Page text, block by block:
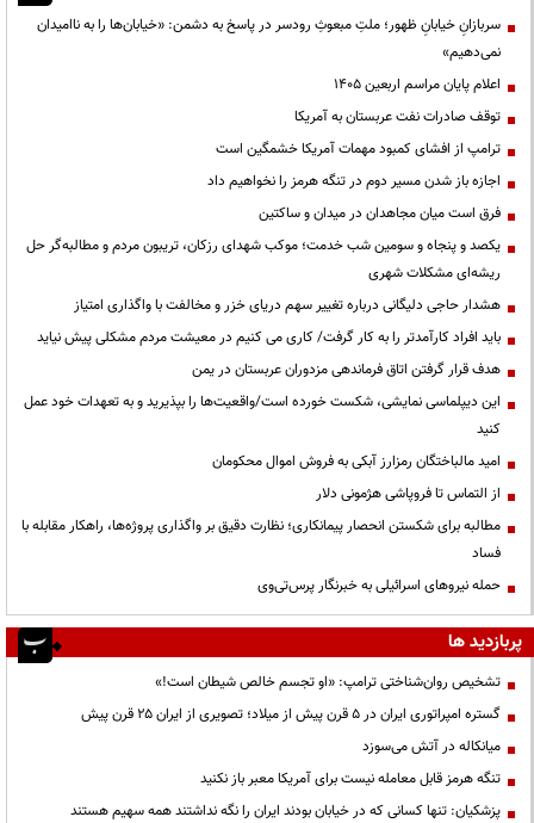
سربازانِ خیابانِ ظهور؛ ملتِ مبعوثِ رودسر در پاسخ به دشمن: «خیابان‌ها را به ناامیدان
نمی‌دهیم»
اعلام پایان مراسم اربعین ۱۴۰۵
توقف صادرات نفت عربستان به آمریکا
ترامپ از افشای کمبود مهمات آمریکا خشمگین است
اجازه باز شدن مسیر دوم در تنگه هرمز را نخواهیم داد
فرق است میان مجاهدان در میدان و ساکتین
یکصد و پنجاه و سومین شب خدمت؛ موکب شهدای رزکان، تریبون مردم و مطالبه‌گر حل
ریشه‌ای مشکلات شهری
هشدار حاجی دلیگانی درباره تغییر سهم دریای خزر و مخالفت با واگذاری امتیاز
باید افراد کارآمدتر را به کار گرفت/ کاری می کنیم در معیشت مردم مشکلی پیش نیاید
هدف قرار گرفتن اتاق‌ فرماندهی مزدوران عربستان در یمن
این دیپلماسی نمایشی، شکست خورده است/واقعیت‌ها را بپذیرید و به تعهدات خود عمل
کنید
امید مالباختگان رمزارز آبکی به فروش اموال محکومان
از التماس تا فروپاشی هژمونی دلار
مطالبه برای شکستن انحصار پیمانکاری؛ نظارت دقیق بر واگذاری پروژه‌ها، راهکار مقابله با
فساد
حمله نیروهای اسرائیلی به خبرنگار پرس‌تی‌وی
پربازدید ها
تشخیص روان‌شناختی ترامپ: «او تجسم خالص شیطان است!»
گستره امپراتوری ایران در ۵ قرن پیش از میلاد؛ تصویری از ایران ۲۵ قرن پیش
میانکاله در آتش می‌سوزد
تنگه هرمز قابل معامله نیست برای آمریکا معبر باز نکنید
پزشکیان: تنها کسانی که در خیابان بودند ایران را نگه نداشتند همه سهیم هستند